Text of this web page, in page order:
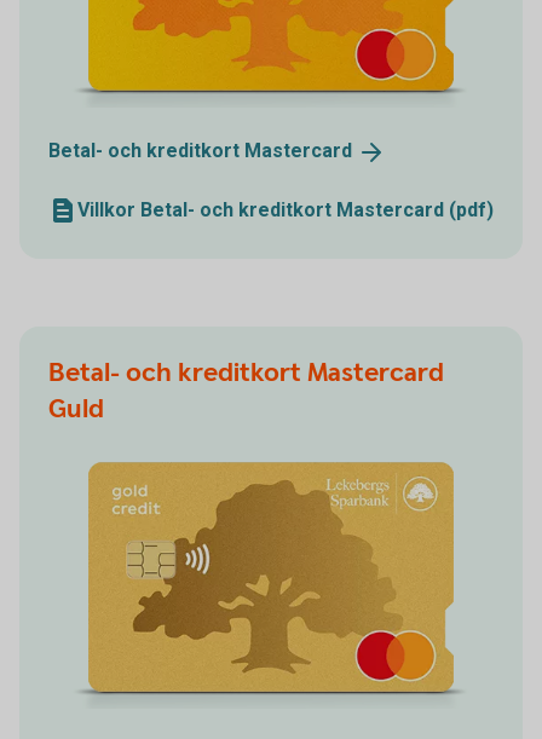
Betal- och kreditkort Mastercard
Villkor Betal- och kreditkort Mastercard (pdf)
Betal- och kreditkort Mastercard
Guld